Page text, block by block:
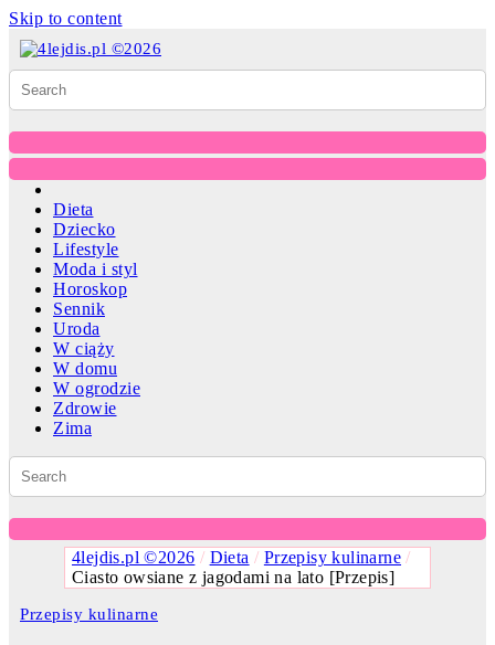
Skip to content
Dieta
Dziecko
Lifestyle
Moda i styl
Horoskop
Sennik
Uroda
W ciąży
W domu
W ogrodzie
Zdrowie
Zima
4lejdis.pl ©2026 / Dieta / Przepisy kulinarne /
Ciasto owsiane z jagodami na lato [Przepis]
Przepisy kulinarne